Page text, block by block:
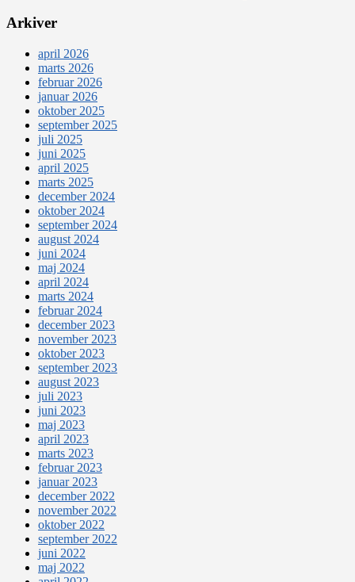
Arkiver
april 2026
marts 2026
februar 2026
januar 2026
oktober 2025
september 2025
juli 2025
juni 2025
april 2025
marts 2025
december 2024
oktober 2024
september 2024
august 2024
juni 2024
maj 2024
april 2024
marts 2024
februar 2024
december 2023
november 2023
oktober 2023
september 2023
august 2023
juli 2023
juni 2023
maj 2023
april 2023
marts 2023
februar 2023
januar 2023
december 2022
november 2022
oktober 2022
september 2022
juni 2022
maj 2022